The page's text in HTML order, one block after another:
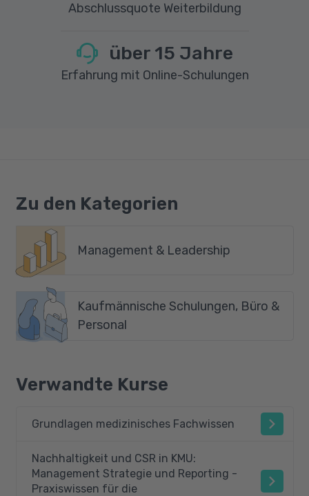
Abschlussquote Weiterbildung
über 15 Jahre
Erfahrung mit Online-Schulungen
Zu den Kategorien
Management & Leadership
Kaufmännische Schulungen, Büro &
Personal
Verwandte Kurse
Grundlagen medizinisches Fachwissen
Nachhaltigkeit und CSR in KMU:
Management Strategie und Reporting -
Praxiswissen für die